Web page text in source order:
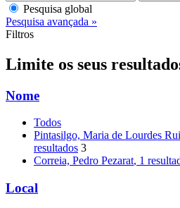
Pesquisa global
Pesquisa avançada »
Filtros
Limite os seus
Nome
Todos
Pintasilgo, Maria de Lourdes
resultados 3
Correia, Pedro Pezarat, 1
Local